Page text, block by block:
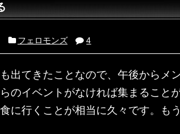
フェロモンズ 4
出てきたことなので、午後からメ
のイベントがなければ集まること
に行くことが相当に久々です。も